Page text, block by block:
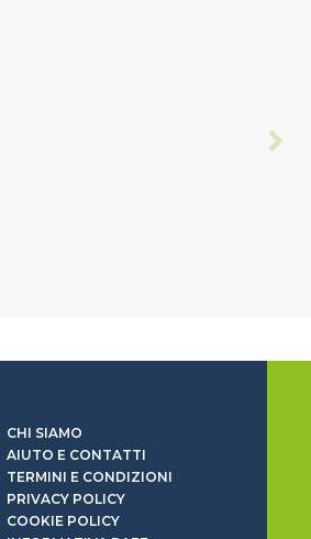
CHI SIAMO
AIUTO E CONTATTI
TERMINI E CONDIZIONI
PRIVACY POLICY
COOKIE POLICY